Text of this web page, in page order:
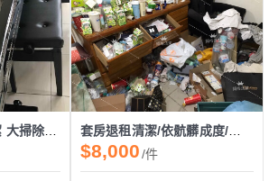
居家清潔／室內清潔 大掃除透天清潔 深層清潔 依現場估價 套房退租清潔/依骯髒成度/深層清潔
$8,000/件